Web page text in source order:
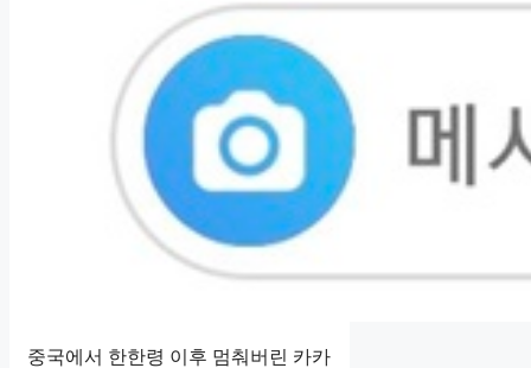
중국에서 한한령 이후 멈춰버린 카카